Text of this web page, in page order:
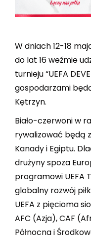
W dniach 12-18
do lat 16 weźmie
turnieju “UEFA
gospodarzami
Kętrzyn.
Biało-czerwoni w
rywalizować będą
Kanady i Egiptu.
drużyny spoza
programowi UEFA
globalny rozwój
UEFA z pięcioma
AFC (Azja), CAF
Północna i